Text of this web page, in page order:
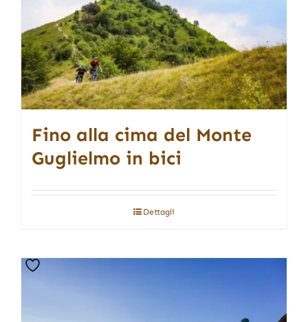
Fino alla cima del Monte
Guglielmo in bici
Dettagli